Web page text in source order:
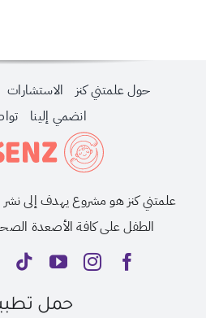
حول علمتني كنز الاستشارات
انضمي إلينا
علمتني كنز هو مشروع يهدف إلى
الطفل على كافة الأصعدة
حمل